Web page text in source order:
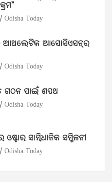
Odisha Today
ଆଥଲେଟିକ ଆସୋସିଏସନ୍‌ର
Odisha Today
ଗଠନ ପାଇଁ ଶପଥ
Odisha Today
ସାମ୍ବିଧାନିକ ସମ୍ମିଳନୀ
Odisha Today